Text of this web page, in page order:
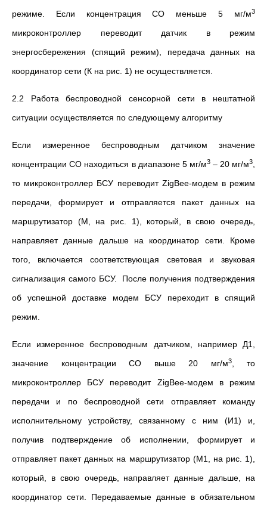
режиме. Если концентрация СО меньше 5 мг/м3
микроконтроллер переводит датчик в режим
энергосбережения (спящий режим), передача данных на
координатор сети (К на рис. 1) не осуществляется.
2.2 Работа беспроводной сенсорной сети в нештатной
ситуации осуществляется по следующему алгоритму
Если измеренное беспроводным датчиком значение
концентрации СО находиться в диапазоне 5 мг/м3 – 20 мг/м3
то микроконтроллер БСУ переводит ZigBee-модем в режим
передачи, формирует и отправляется пакет данных на
маршрутизатор (М, на рис. 1), который, в свою очередь,
направляет данные дальше на координатор сети. Кроме
того, включается соответствующая световая и звуковая
сигнализация самого БСУ. После получения подтверждения
об успешной доставке модем БСУ переходит в спящий
режим.
Если измеренное беспроводным датчиком, например Д1,
значение концентрации СО выше 20 мг/м3, то
микроконтроллер БСУ переводит ZigBee-модем в режим
передачи и по беспроводной сети отправляет команду
исполнительному устройству, связанному с ним (И1) и,
получив подтверждение об исполнении, формирует и
отправляет пакет данных на маршрутизатор (М1, на рис. 1),
который, в свою очередь, направляет данные дальше, на
координатор сети. Передаваемые данные в обязательном